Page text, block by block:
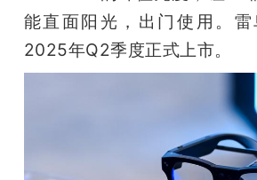
能直面阳光，出门使用。
2025年Q2季度正式上市。